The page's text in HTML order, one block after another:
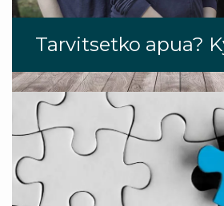
Tarvitsetko apua?